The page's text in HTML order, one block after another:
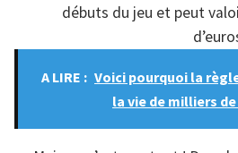
débuts du jeu et peut
A LIRE : Voici pourquoi la
la vie de milliers